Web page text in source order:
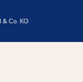
Co. KG